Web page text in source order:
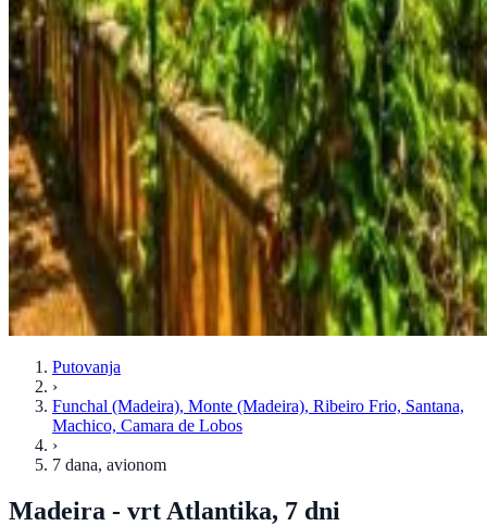
Putovanja
›
Funchal (Madeira), Monte (Madeira), Ribeiro Frio, Santana,
Machico, Camara de Lobos
›
7 dana, avionom
Madeira - vrt Atlantika, 7 dni